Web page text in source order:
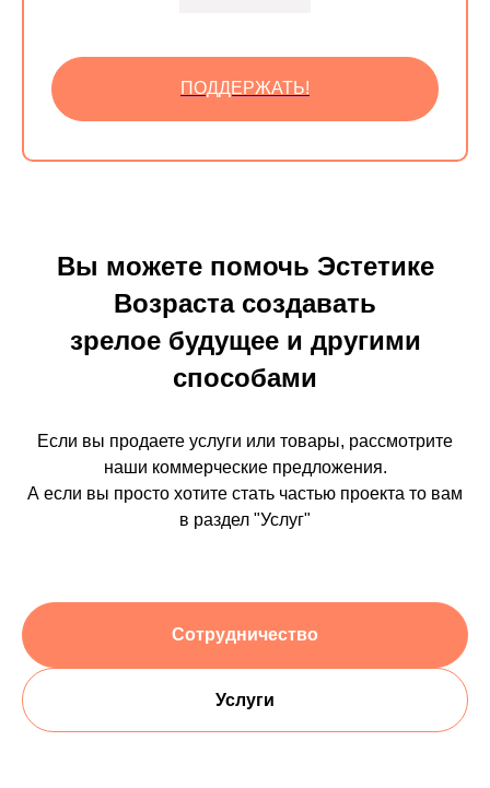
ПОДДЕРЖАТЬ!
Вы можете помочь Эстетике
Возраста создавать
зрелое будущее и другими
способами
Если вы продаете услуги или товары, рассмотрите
наши коммерческие предложения.
А если вы просто хотите стать частью проекта то вам
в раздел "Услуг"
Сотрудничество
Услуги